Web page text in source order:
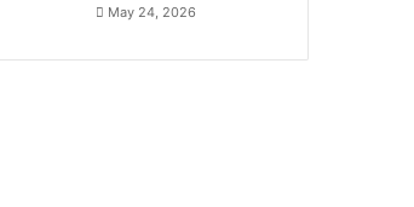
May 24, 2026